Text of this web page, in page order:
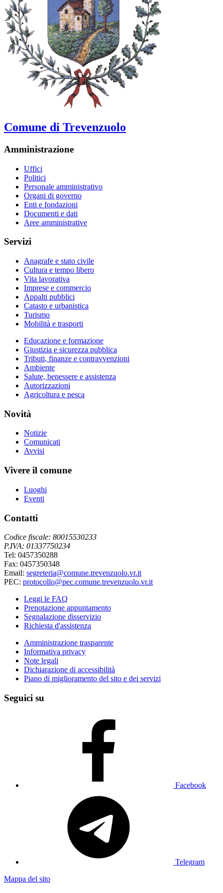
Comune di Trevenzuolo
Amministrazione
Uffici
Politici
Personale amministrativo
Organi di governo
Enti e fondazioni
Documenti e dati
Aree amministrative
Servizi
Anagrafe e stato civile
Cultura e tempo libero
Vita lavorativa
Imprese e commercio
Appalti pubblici
Catasto e urbanistica
Turismo
Mobilità e trasporti
Educazione e formazione
Giustizia e sicurezza pubblica
Tributi, finanze e contravvenzioni
Ambiente
Salute, benessere e assistenza
Autorizzazioni
Agricoltura e pesca
Novità
Notizie
Comunicati
Avvisi
Vivere il comune
Luoghi
Eventi
Contatti
Codice fiscale: 80015530233
P.IVA: 01337750234
Tel: 0457350288
Fax: 0457350348
Email: segreteria@comune.trevenzuolo.vr.it
PEC: protocollo@pec.comune.trevenzuolo.vr.it
Leggi le FAQ
Prenotazione appuntamento
Segnalazione disservizio
Richiesta d'assistenza
Amministrazione trasparente
Informativa privacy
Note legali
Dichiarazione di accessibilità
Piano di miglioramento del sito e dei servizi
Seguici su
Facebook
Telegram
Mappa del sito